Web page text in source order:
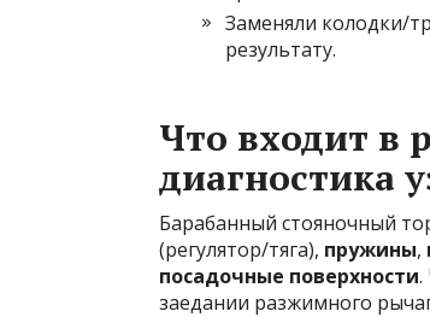
Заменяли колодки/
результату.
Что входит в
диагностика
Барабанный стояночный
(регулятор/тяга), пружины,
посадочные поверхности.
заедании разжимного